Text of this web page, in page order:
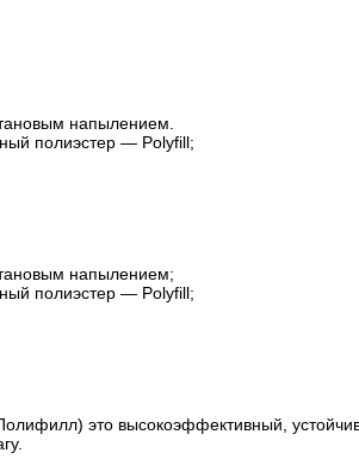
напылением.
полиэстер — Polyfill;
напылением;
полиэстер — Polyfill;
это высокоэффективный,